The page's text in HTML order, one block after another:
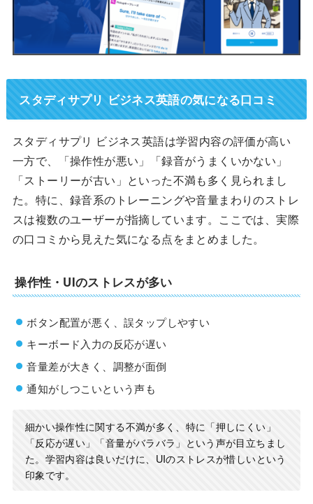
スタディサプリ ビジネス英語の気になる口コミ
スタディサプリ ビジネス英語は学習内容の評価が高い
一方で、「操作性が悪い」「録音がうまくいかない」
「ストーリーが古い」といった不満も多く見られまし
た。特に、録音系のトレーニングや音量まわりのストレ
スは複数のユーザーが指摘しています。ここでは、実際
の口コミから見えた気になる点をまとめました。
操作性・UIのストレスが多い
ボタン配置が悪く、誤タップしやすい
キーボード入力の反応が遅い
音量差が大きく、調整が面倒
通知がしつこいという声も
細かい操作性に関する不満が多く、特に「押しにくい」
「反応が遅い」「音量がバラバラ」という声が目立ちまし
た。学習内容は良いだけに、UIのストレスが惜しいという
印象です。